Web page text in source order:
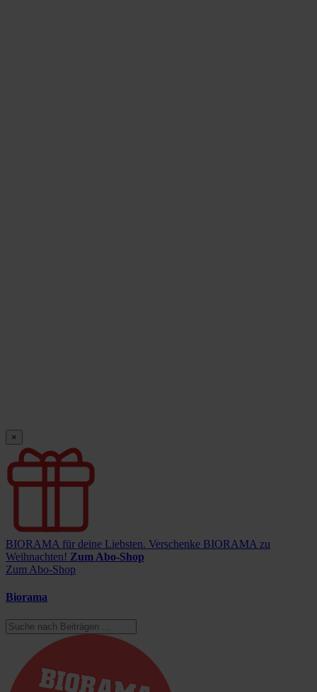
×
BIORAMA für deine Liebsten. Verschenke BIORAMA zu
Weihnachten! Zum Abo-Shop
Zum Abo-Shop
Biorama